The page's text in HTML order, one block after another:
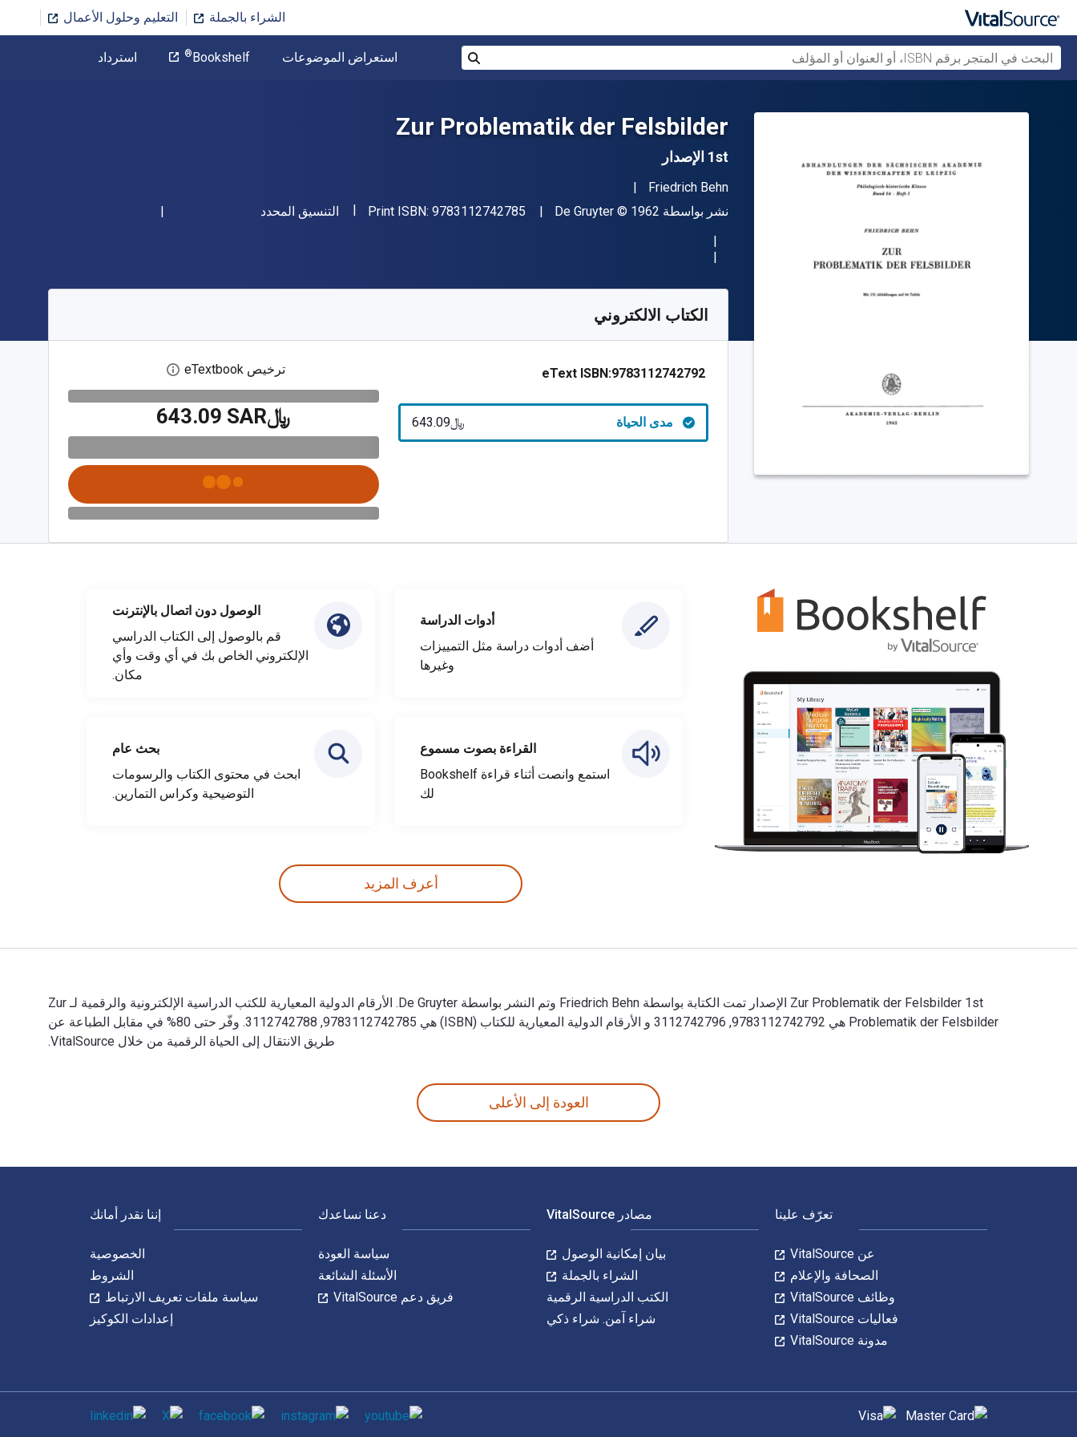
الشراء بالجملة التعليم وحلول الأعمال
البحث في المتجر برقم ISBN، أو العنوان أو المؤلفاستعراض الموضوعات Bookshelf
® استرداد
Zur Problematik der Felsbilder
1st الإصدار
المؤلف (المؤلفون)
Friedrich Behn
الناشر
نشر بواسطة De Gruyter
حقوق الطبع والنشر © 1962
Print ISBN: 9783112742785 شكل
التنسيق المحدد
9783112742792
الكتاب الالكتروني
eText ISBN:9783112742792
مدى الحياة ﷼‎643.09
ترخيص eTextbook افتح مربع حوار الترخيص
﷼‎643.09 SAR
أدوات الدراسة
أضف أدوات دراسة مثل التمييزات
وغيرها
القراءة بصوت مسموع
استمع وانصت أثناء قراءة Bookshelf
لك
الوصول دون اتصال بالإنترنت
قم بالوصول إلى الكتاب الدراسي
الإلكتروني الخاص بك في أي وقت وأي
مكان.
بحث عام
ابحث في محتوى الكتاب والرسومات
التوضيحية وكراس التمارين.
أعرف المزيد
Zur Problematik der Felsbilder 1st الإصدار تمت الكتابة بواسطة Friedrich Behn وتم النشر بواسطة De Gruyter. الأرقام الدولية المعيارية للكتب الدراسية الإلكترونية والرقمية لـ Zur
Problematik der Felsbilder هي 9783112742792, 3112742796 و الأرقام الدولية المعيارية للكتاب (ISBN) هي 9783112742785, 3112742788. وفّر حتى 80% في مقابل الطباعة عن
طريق الانتقال إلى الحياة الرقمية من خلال VitalSource.
العودة إلى الأعلى
تعرّف علينا
عن VitalSource
الصحافة والإعلام
وظائف VitalSource
فعاليات VitalSource
مدونة VitalSource
مصادر VitalSource
بيان إمكانية الوصول
الشراء بالجملة
الكتب الدراسية الرقمية
شراء آمن. شراء ذكي
دعنا نساعدك
سياسة العودة
الأسئلة الشائعة
فريق دعم VitalSource
إننا نقدر أمانك
الخصوصية
الشروط
سياسة ملفات تعريف الارتباط
إعدادات الكوكيز
وسائل التواصل الاجتماعي طرق الدفع المدعومة